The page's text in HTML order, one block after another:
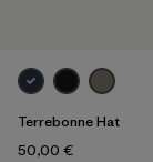
Terrebonne Hat
50,00 €